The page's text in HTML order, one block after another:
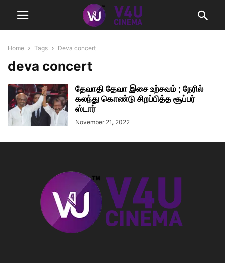
Home Tags Deva concert
deva concert
தேவாதி தேவா இசை உற்சவம் ; நேரில்
கலந்து கொண்டு சிறப்பித்த சூப்பர்
ஸ்டார்
November 21, 2022